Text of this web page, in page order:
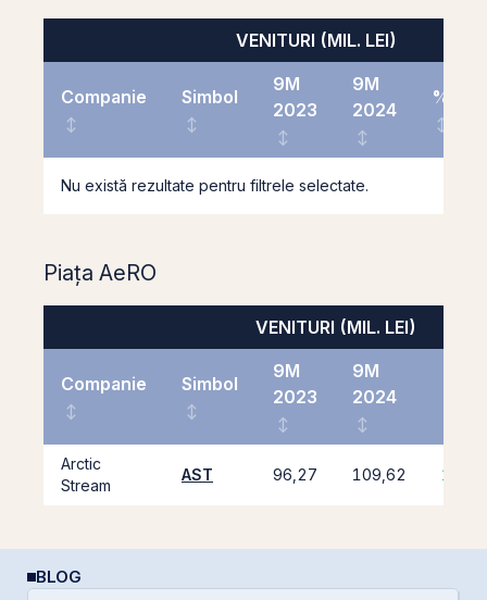
VENITURI (MIL. LEI)
Companie Simbol
9M
2023
9M
2024
%
Nu există rezultate pentru filtrele selectate.
Piața AeRO
VENITURI (MIL. LEI)
Companie Simbol
9M
2023
9M
2024
Arctic
Stream
AST 96,27 109,62
BLOG